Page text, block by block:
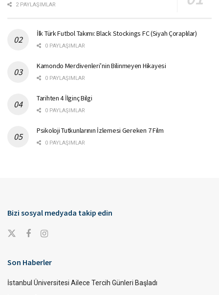
2 PAYLAŞIMLAR
İlk Türk Futbol Takımı: Black Stockings FC (Siyah Çoraplılar)
0 PAYLAŞIMLAR
Kamondo Merdivenleri’nin Bilinmeyen Hikayesi
0 PAYLAŞIMLAR
Tarihten 4 İlginç Bilgi
0 PAYLAŞIMLAR
Psikoloji Tutkunlarının İzlemesi Gereken 7 Film
0 PAYLAŞIMLAR
Bizi sosyal medyada takip edin
Son Haberler
İstanbul Üniversitesi Ailece Tercih Günleri Başladı